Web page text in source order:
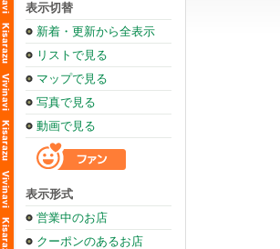
表示切替
新着・更新から全表示
リストで見る
マップで見る
写真で見る
動画で見る
表示形式
営業中のお店
クーポンのあるお店